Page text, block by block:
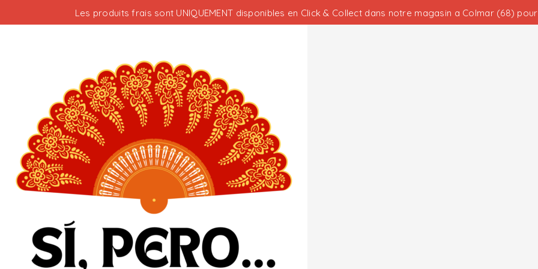
Les produits frais sont UNIQUEMENT disponibles en Click & Collect dans notre magasin a Colmar (68)